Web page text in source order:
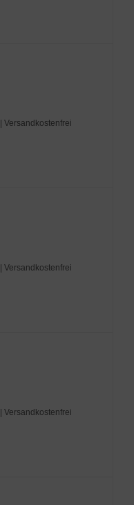
| Versandkostenfrei
| Versandkostenfrei
| Versandkostenfrei